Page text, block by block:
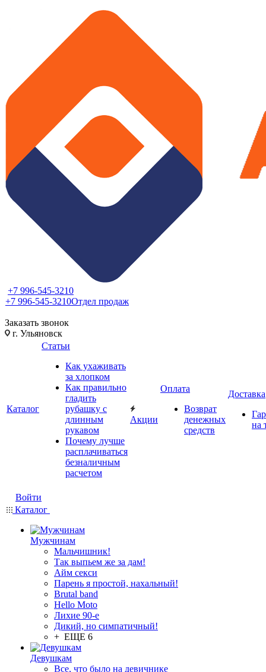
+7 996-545-3210
+7 996-545-3210Отдел продаж
Заказать звонок
г. Ульяновск
Каталог
Статьи
Как ухаживать
за хлопком
Как правильно
гладить
рубашку с
длинным
рукавом
Почему лучше
расплачиваться
безналичным
расчетом
Акции
Оплата
Возврат
денежных
средств
Доставка
на
Войти
Каталог
Мужчинам
Мальчишник!
Так выпьем же за дам!
Айм секси
Парень я простой, нахальный!
Brutal band
Hello Moto
Лихие 90-е
Дикий, но симпатичный!
+ ЕЩЕ 6
Девушкам
Все, что было на девичнике